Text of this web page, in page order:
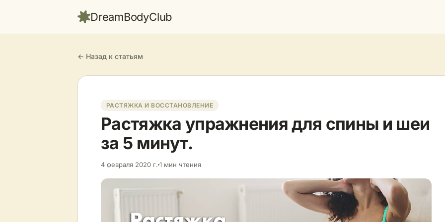
DreamBodyClub
← Назад к статьям
РАСТЯЖКА И ВОССТАНОВЛЕНИЕ
Растяжка упражнения для спины и шеи
за 5 минут.
4 февраля 2020 г. 1 мин чтения